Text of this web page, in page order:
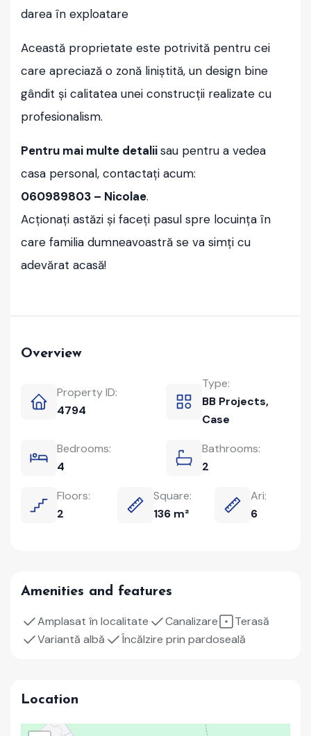
darea în exploatare
Această proprietate este potrivită pentru cei
care apreciază o zonă liniștită, un design bine
gândit și calitatea unei construcții realizate cu
profesionalism.
Pentru mai multe detaliisau pentru a vedea
casa personal, contactați acum:
060989803 – Nicolae.
Acționați astăzi și faceți pasul spre locuința în
care familia dumneavoastră se va simți cu
adevărat acasă!
Overview
Property ID:
4794
Type:
BB Projects,
Case
Bedrooms:
4
Bathrooms:
2
Floors:
2
Square:
136 m²
Ari:
6
Amenities and features
Amplasat în localitate Canalizare
Terasă
Variantă albă
Încălzire prin pardoseală
Location